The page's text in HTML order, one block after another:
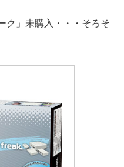
ク」未購入・・・そろそ